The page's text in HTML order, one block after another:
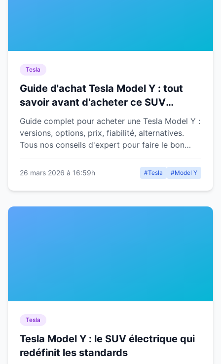
Tesla
Guide d'achat Tesla Model Y : tout
savoir avant d'acheter ce SUV
électrique
Guide complet pour acheter une Tesla Model Y :
versions, options, prix, fiabilité, alternatives.
Tous nos conseils d'expert pour faire le bon
26 mars 2026 à 16:59h #Tesla #Model Y
Tesla
Tesla Model Y : le SUV électrique qui
redéfinit les standards